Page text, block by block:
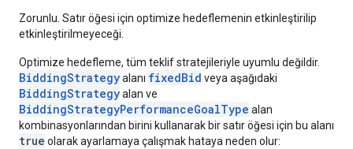
Zorunlu. Satır öğesi için optimize hedeflemenin etkinleştirilip
etkinleştirilmeyeceği.
Optimize hedefleme, tüm teklif stratejileriyle uyumlu değildir.
BiddingStrategyalanı fixedBid veya aşağıdaki
BiddingStrategyalan ve
BiddingStrategyPerformanceGoalType alan
kombinasyonlarından birini kullanarak bir satır öğesi için bu alanı
true olarak ayarlamaya çalışmak hataya neden olur: